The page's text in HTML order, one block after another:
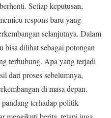
Setiap keputusan,
respons baru yang
selanjutnya. Dalam
dilihat sebagai potongan
terhubung. Apa yang terjadi
dari proses sebelumnya,
di masa depan.
terhadap politik